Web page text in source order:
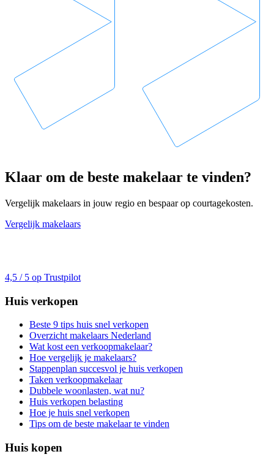
Klaar om de beste makelaar te vinden?
Vergelijk makelaars in jouw regio en bespaar op courtagekosten.
Vergelijk makelaars
4,5 / 5 op Trustpilot
Huis verkopen
Beste 9 tips huis snel verkopen
Overzicht makelaars Nederland
Wat kost een verkoopmakelaar?
Hoe vergelijk je makelaars?
Stappenplan succesvol je huis verkopen
Taken verkoopmakelaar
Dubbele woonlasten, wat nu?
Huis verkopen belasting
Hoe je huis snel verkopen
Tips om de beste makelaar te vinden
Huis kopen